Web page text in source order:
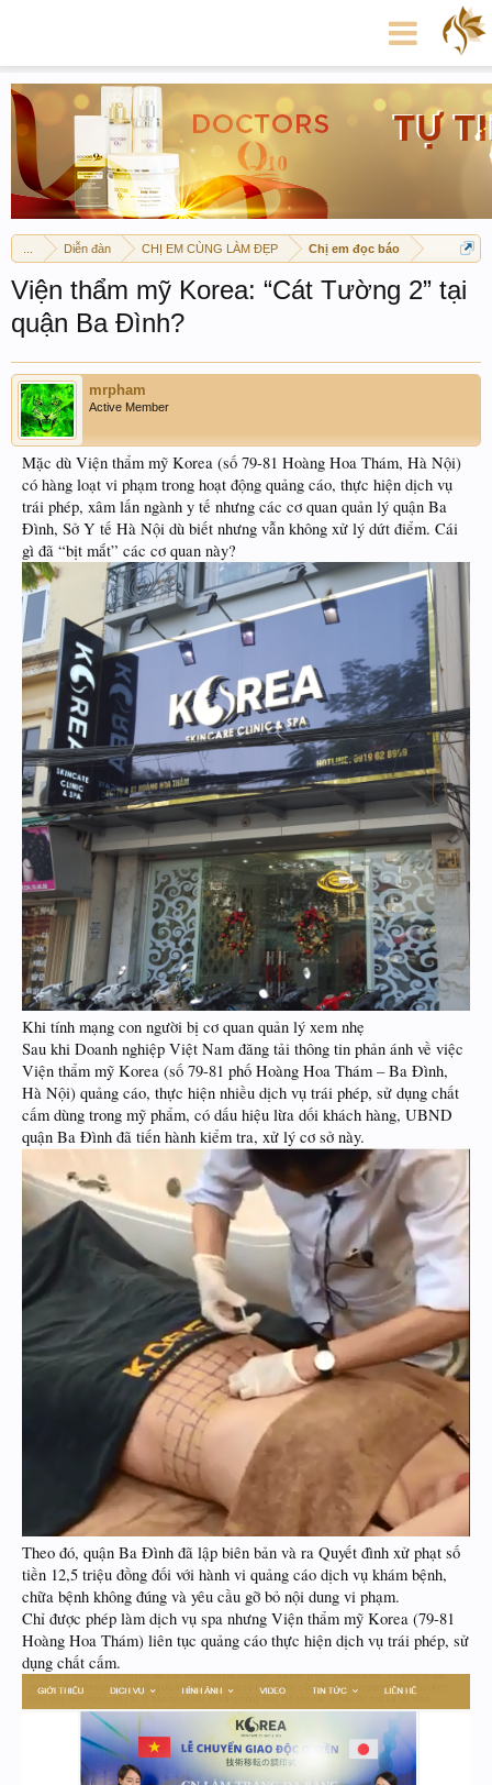
Diễn đàn CHỊ EM CÙNG LÀM ĐẸP Chị em đọc báo
Viện thẩm mỹ Korea: “Cát Tường 2” tại
quận Ba Đình?
mrpham
Active Member
Mặc dù Viện thẩm mỹ Korea (số 79-81 Hoàng Hoa Thám, Hà Nội)
có hàng loạt vi phạm trong hoạt động quảng cáo, thực hiện dịch vụ
trái phép, xâm lấn ngành y tế nhưng các cơ quan quản lý quận Ba
Đình, Sở Y tế Hà Nội dù biết nhưng vẫn không xử lý dứt điểm. Cái
gì đã “bịt mắt” các cơ quan này?
Khi tính mạng con người bị cơ quan quản lý xem nhẹ
Sau khi Doanh nghiệp Việt Nam đăng tải thông tin phản ánh về việc
Viện thẩm mỹ Korea (số 79-81 phố Hoàng Hoa Thám – Ba Đình,
Hà Nội) quảng cáo, thực hiện nhiều dịch vụ trái phép, sử dụng chất
cấm dùng trong mỹ phẩm, có dấu hiệu lừa dối khách hàng, UBND
quận Ba Đình đã tiến hành kiểm tra, xử lý cơ sở này.
Theo đó, quận Ba Đình đã lập biên bản và ra Quyết đình xử phạt số
tiền 12,5 triệu đồng đối với hành vi quảng cáo dịch vụ khám bệnh,
chữa bệnh không đúng và yêu cầu gỡ bỏ nội dung vi phạm.
Chỉ được phép làm dịch vụ spa nhưng Viện thẩm mỹ Korea (79-81
Hoàng Hoa Thám) liên tục quảng cáo thực hiện dịch vụ trái phép, sử
dụng chất cấm.